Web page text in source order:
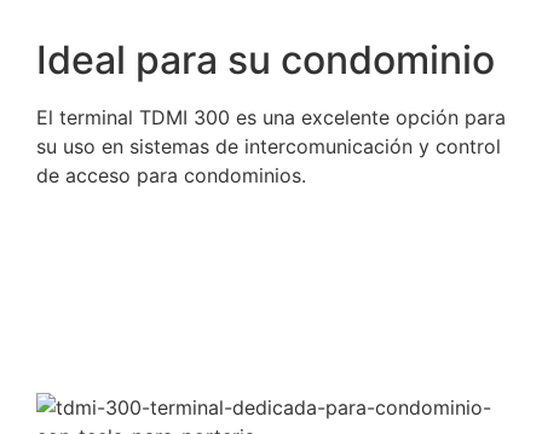
Ideal para su condominio
El terminal TDMI 300 es una excelente opción para
su uso en sistemas de intercomunicación y control
de acceso para condominios.